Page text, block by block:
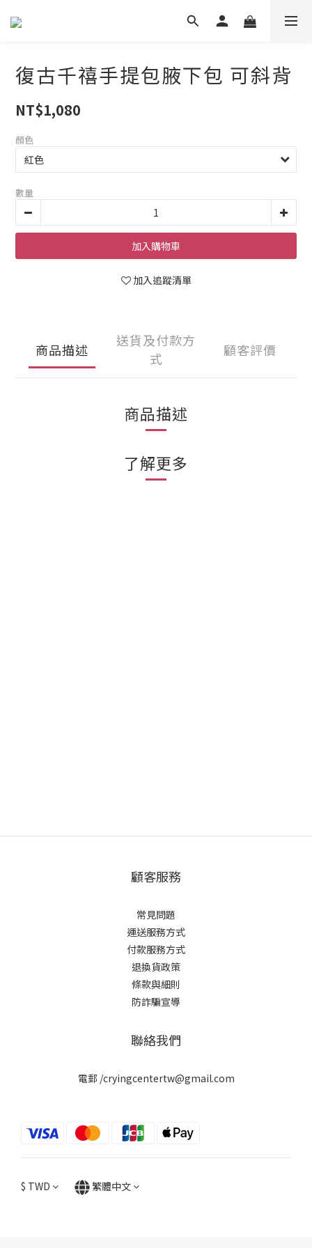
復古千禧手提包腋下包 可斜背
NT$1,080
顏色
數量
加入購物車
加入追蹤清單
商品描述
送貨及付款方
式
顧客評價
商品描述
了解更多
顧客服務
常見問題
運送服務方式
付款服務方式
退換貨政策
條款與細則
防詐騙宣導
聯絡我們
電郵 /cryingcentertw@gmail.com
$ TWD 繁體中文